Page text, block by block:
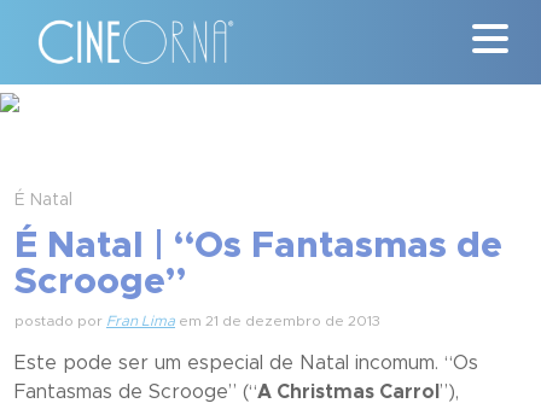
#ClássicosCineOrna
Nossa História
É Natal
É Natal | “Os Fantasmas de
Scrooge”
postado por Fran Lima em 21 de dezembro de 2013
Este pode ser um especial de Natal incomum. “Os
Fantasmas de Scrooge” (“A Christmas Carro ”),